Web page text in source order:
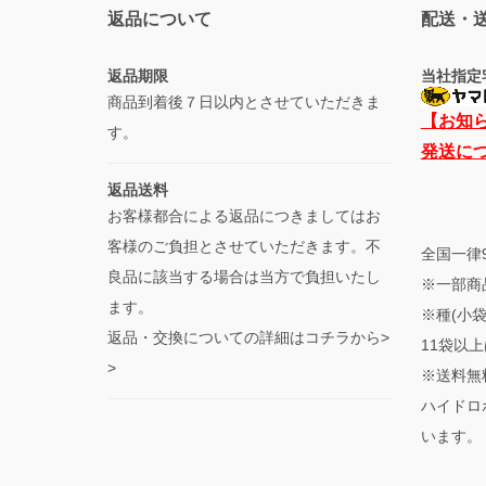
返品について
返品期限
商品到着後７日以内とさせていただきま
す。
返品送料
お客様都合による返品につきましてはお
客様のご負担とさせていただきます。不
良品に該当する場合は当方で負担いたし
ます。
返品・交換についての詳細はコチラから>
>
配送・
当社指
【お知
発送に
全国一律
※一部商
※種(小
11袋以
※送料無
ハイドロ
います。